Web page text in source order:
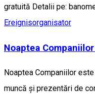
gratuită Detalii pe:
Ereignisorganisator
Noaptea
Noaptea Companiilor
muncă și prezentări de